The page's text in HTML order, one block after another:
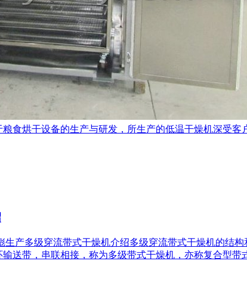
食烘干设备的生产与研发，所生产的低温干燥机深受
生产多级穿流带式干燥机介绍多级穿流带式干燥机的结
送带，串联相接，称为多级带式干燥机，亦称复合型